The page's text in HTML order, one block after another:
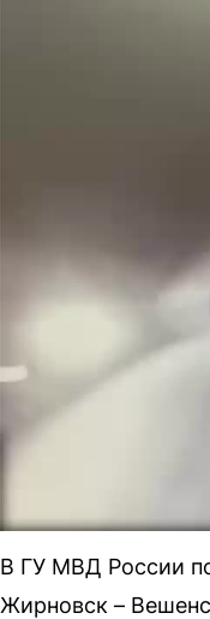
В ГУ МВД России
Жирновск –